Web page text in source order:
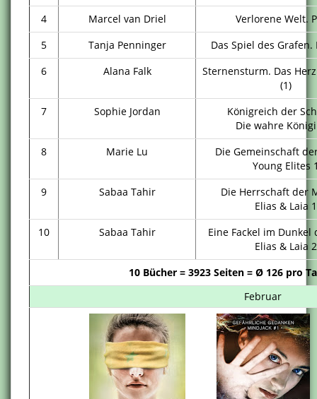
4
Marcel van Driel
Verlorene Welt.
5
Tanja Penninger
Das Spiel des Grafen.
6
Alana Falk
Sternensturm. Das
(1)
7
Sophie Jordan
Königreich der
Die wahre
8
Marie Lu
Die Gemeinschaft
Young Elites
9
Sabaa Tahir
Die Herrschaft der
Elias & Laia 1
10
Sabaa Tahir
Eine Fackel im Dunkel
Elias & Laia 2
10 Bücher = 3923 Seiten = Ø 126 pro
Februar